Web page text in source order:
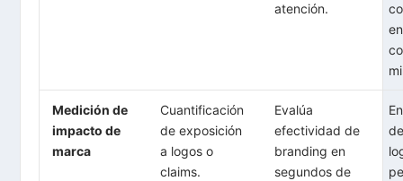
atención.
Medición de
impacto de
marca
Cuantificación
de exposición
a logos o
claims.
Evalúa
efectividad de
branding en
segundos de